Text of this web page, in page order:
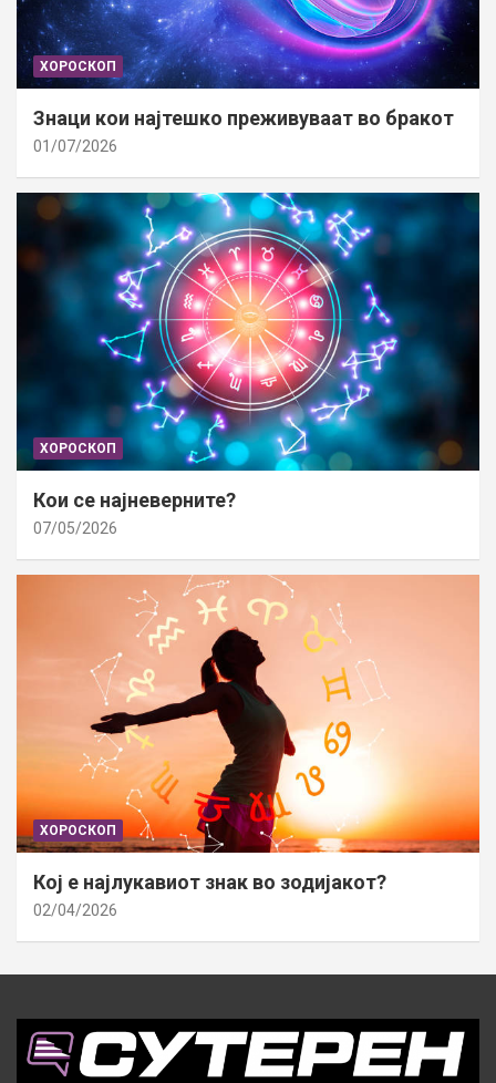
ХОРОСКОП
Знаци кои најтешко преживуваат во бракот
01/07/2026
ХОРОСКОП
Кои се најневерните?
07/05/2026
ХОРОСКОП
Кој е најлукавиот знак во зодијакот?
02/04/2026